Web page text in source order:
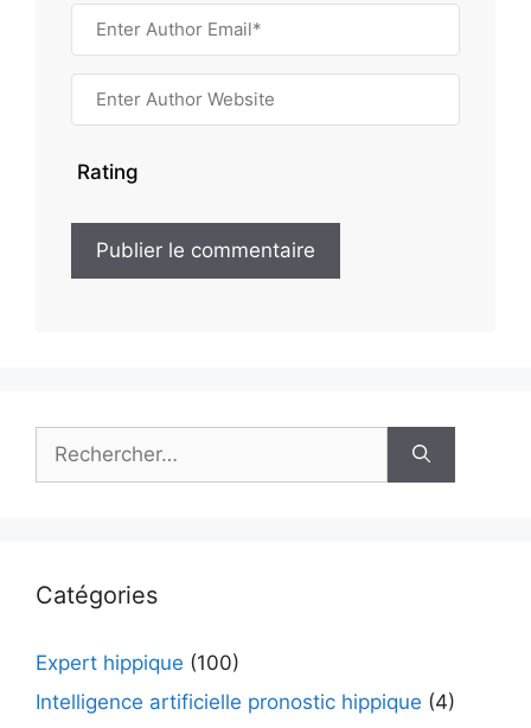
Rating
Catégories
Expert hippique (100)
Intelligence artificielle pronostic hippique (4)